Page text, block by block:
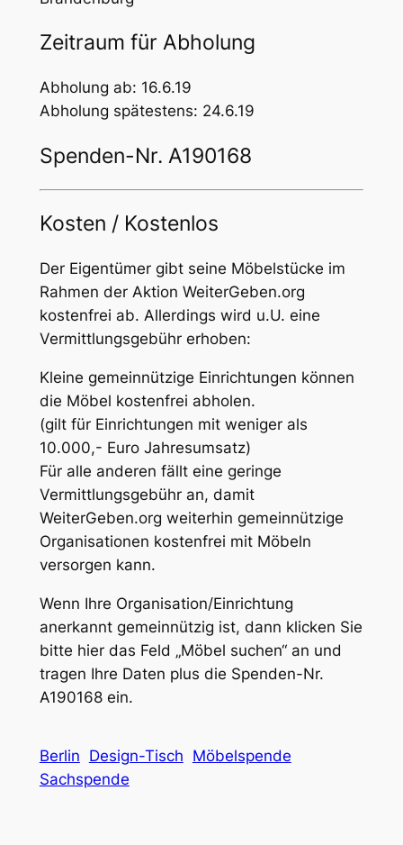
Zeitraum für Abholung
Abholung ab: 16.6.19
Abholung spätestens: 24.6.19
Spenden-Nr. A190168
Kosten / Kostenlos
Der Eigentümer gibt seine Möbelstücke im
Rahmen der Aktion WeiterGeben.org
kostenfrei ab. Allerdings wird u.U. eine
Vermittlungsgebühr erhoben:
Kleine gemeinnützige Einrichtungen können
die Möbel kostenfrei abholen.
(gilt für Einrichtungen mit weniger als
10.000,- Euro Jahresumsatz)
Für alle anderen fällt eine geringe
Vermittlungsgebühr an, damit
WeiterGeben.org weiterhin gemeinnützige
Organisationen kostenfrei mit Möbeln
versorgen kann.
Wenn Ihre Organisation/Einrichtung
anerkannt gemeinnützig ist, dann klicken Sie
bitte hier das Feld „Möbel suchen“ an und
tragen Ihre Daten plus die Spenden-Nr.
A190168 ein.
Berlin Design-Tisch Möbelspende
Sachspende